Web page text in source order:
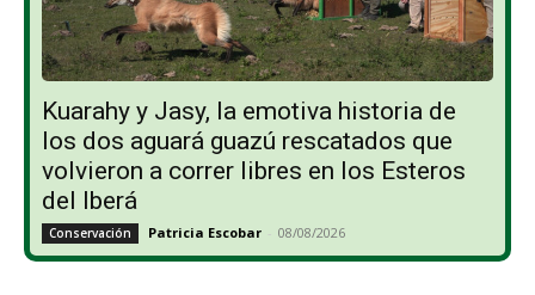
Kuarahy y Jasy, la emotiva historia de
los dos aguará guazú rescatados que
volvieron a correr libres en los Esteros
del Iberá
Conservación Patricia Escobar - 08/08/2026